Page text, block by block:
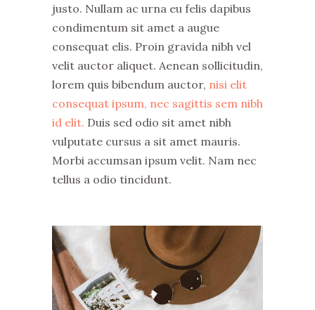
justo. Nullam ac urna eu felis dapibus
condimentum sit amet a augue
consequat elis. Proin gravida nibh vel
velit auctor aliquet. Aenean sollicitudin,
lorem quis bibendum auctor, nisi elit
consequat ipsum, nec sagittis sem nibh
id elit. Duis sed odio sit amet nibh
vulputate cursus a sit amet mauris.
Morbi accumsan ipsum velit. Nam nec
tellus a odio tincidunt.